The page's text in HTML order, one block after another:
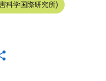
科学国際研究所)